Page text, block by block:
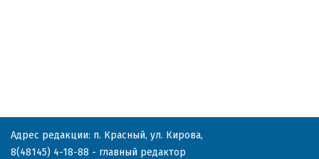
Адрес редакции: п. Красный, ул. Кирова,
8(48145) 4-18-88 - главный редактор